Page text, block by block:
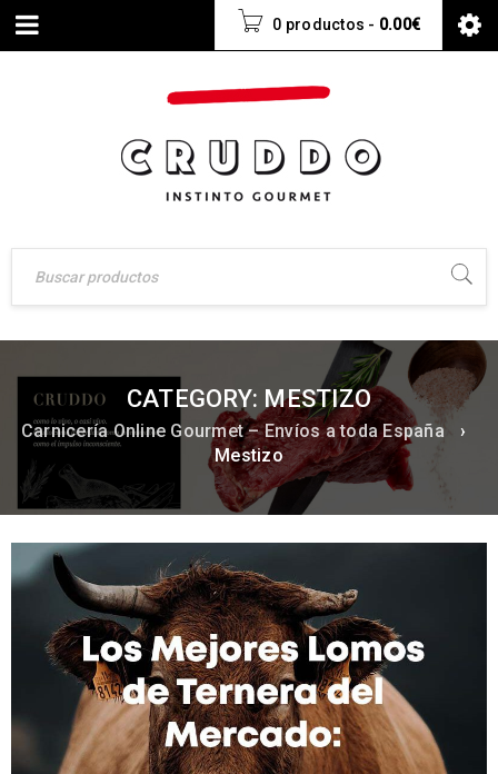
0 productos - 0.00€
CATEGORY: MESTIZO
Carnicería Online Gourmet – Envíos a toda España
›
Mestizo